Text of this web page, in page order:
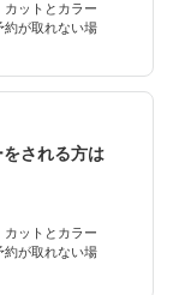
カットとカラー
約が取れない場
される方は
カットとカラー
約が取れない場